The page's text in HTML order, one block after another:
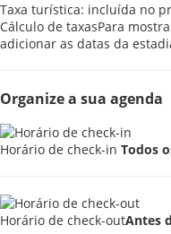
Taxa turística: incluída no
Cálculo de taxasPara
adicionar as datas da
Organize a sua agenda
Horário de check-in Todos
Horário de check-outAntes